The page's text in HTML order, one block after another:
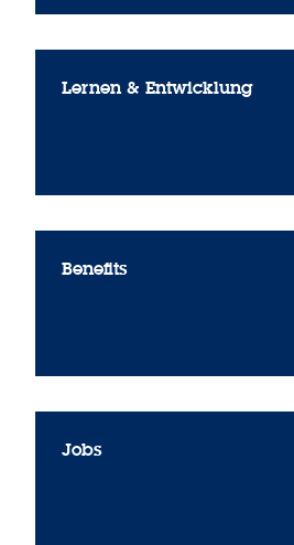
Lernen & Entwicklung
Benefits
Jobs